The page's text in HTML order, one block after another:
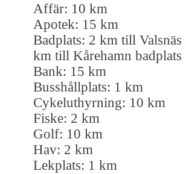
Affär: 10 km
Apotek: 15 km
Badplats: 2 km till
km till Kårehamn badplats
Bank: 15 km
Busshållplats: 1 km
Cykeluthyrning: 10 km
Fiske: 2 km
Golf: 10 km
Hav: 2 km
Lekplats: 1 km